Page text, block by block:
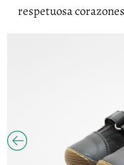
respetuosa